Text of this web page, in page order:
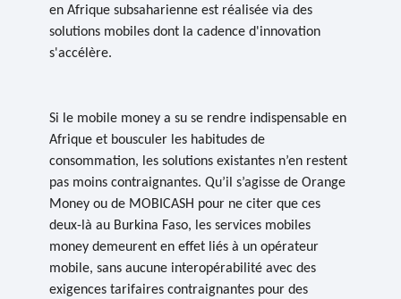
en Afrique subsaharienne est réalisée via des
solutions mobiles dont la cadence d'innovation
s'accélère.
Si le mobile money a su se rendre indispensable en
Afrique et bousculer les habitudes de
consommation, les solutions existantes n’en restent
pas moins contraignantes. Qu’il s’agisse de Orange
Money ou de MOBICASH pour ne citer que ces
deux-là au Burkina Faso, les services mobiles
money demeurent en effet liés à un opérateur
mobile, sans aucune interopérabilité avec des
exigences tarifaires contraignantes pour des